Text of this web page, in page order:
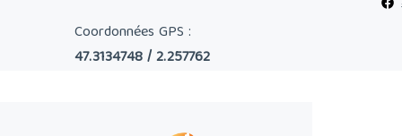
Coordonnées GPS :
47.3134748 / 2.257762